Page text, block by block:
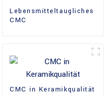
Lebensmitteltaugliches
CMC
CMC in Keramikqualität